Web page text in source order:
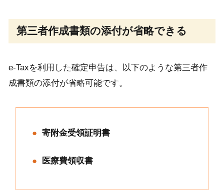
第三者作成書類の添付が省略できる
e-Taxを利用した確定申告は、以下のような第三者作
成書類の添付が省略可能です。
寄附金受領証明書
医療費領収書